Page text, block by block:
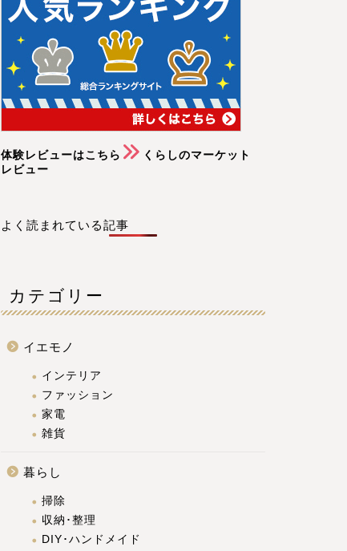
体験レビューはこちら
くらしのマーケット
レビュー
よく読まれている記事
カテゴリー
イエモノ
インテリア
ファッション
家電
雑貨
暮らし
掃除
収納･整理
DIY･ハンドメイド